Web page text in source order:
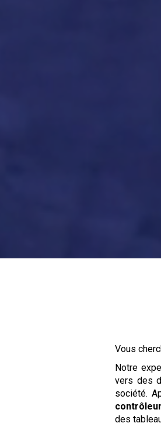
Vous
Notre
vers des
société.
des